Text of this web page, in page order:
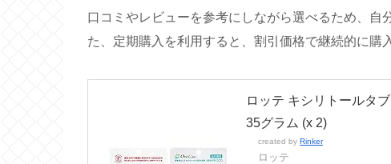
口コミやレビューを参考にしながら選べるため、自
た、定期購入を利用すると、割引価格で継続的に購
ロッテ キシリトールタ
35グラム (x 2)
created by Rinker
ロッテ